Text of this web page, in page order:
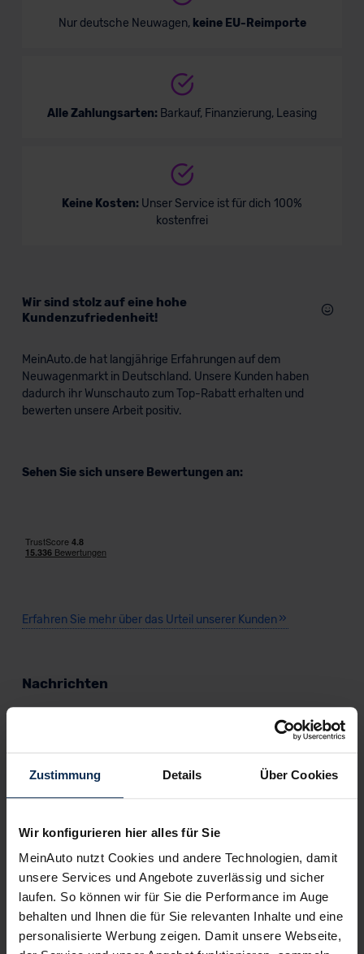
Zustimmung Details Über Cookies
Wir konfigurieren hier alles für Sie
MeinAuto nutzt Cookies und andere Technologien, damit
unsere Services und Angebote zuverlässig und sicher
laufen. So können wir für Sie die Performance im Auge
behalten und Ihnen die für Sie relevanten Inhalte und eine
personalisierte Werbung zeigen. Damit unsere Webseite,
Nur deutsche Neuwagen, keine EU-Reimporte
Alle Zahlungsarten: Barkauf, Finanzierung, Leasing
Keine Kosten: Unser Service ist für dich 100%
kostenfrei
Wir sind stolz auf eine hohe
Kundenzufriedenheit!
MeinAuto.de hat langjährige Erfahrungen auf dem
Neuwagenmarkt in Deutschland. Unsere Kunden haben
dadurch ihr Wunschauto zum Top-Rabatt erhalten und
bewerten unsere Arbeit positiv.
Sehen Sie sich unsere Bewertungen an:
Erfahren Sie mehr über das Urteil unserer Kunden
Nachrichten
KI-generiert
Audi RS 7 Sportback performance: Mehr PS
dank größerer Turbolader
Audi hat den RS 7 Sportback performance stärker und